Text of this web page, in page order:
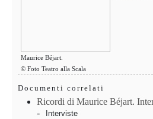
Maurice Béjart.
© Foto Teatro alla Scala
Documenti correlati
Ricordi di Maurice Béjart.
-
Interviste